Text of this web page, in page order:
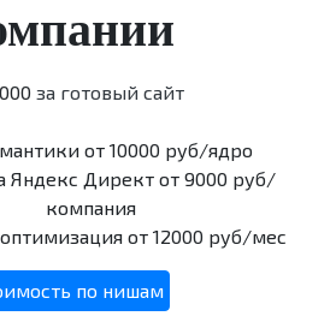
за готовый сайт
от 10000 руб/ядро
Яндекс Директ от 9000 руб/
компания
от 12000 руб/мес
по нишам